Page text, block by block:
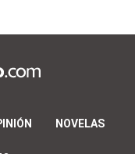
NOVELAS